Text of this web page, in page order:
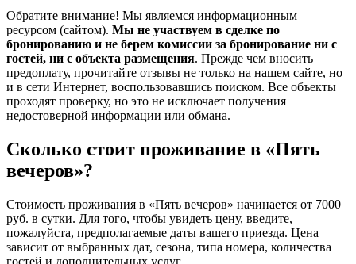
Обратите внимание! Мы являемся информационным
ресурсом (сайтом). Мы не участвуем в сделке по
бронированию и не берем комиссии за бронирование ни с
гостей, ни с объекта размещения. Прежде чем вносить
предоплату, прочитайте отзывы не только на нашем сайте, но
и в сети Интернет, воспользовавшись поиском. Все объекты
проходят проверку, но это не исключает получения
недостоверной информации или обмана.
Сколько стоит проживание в «Пять
вечеров»?
Стоимость проживания в «Пять вечеров» начинается от 7000
руб. в сутки. Для того, чтобы увидеть цену, введите,
пожалуйста, предполагаемые даты вашего приезда. Цена
зависит от выбранных дат, сезона, типа номера, количества